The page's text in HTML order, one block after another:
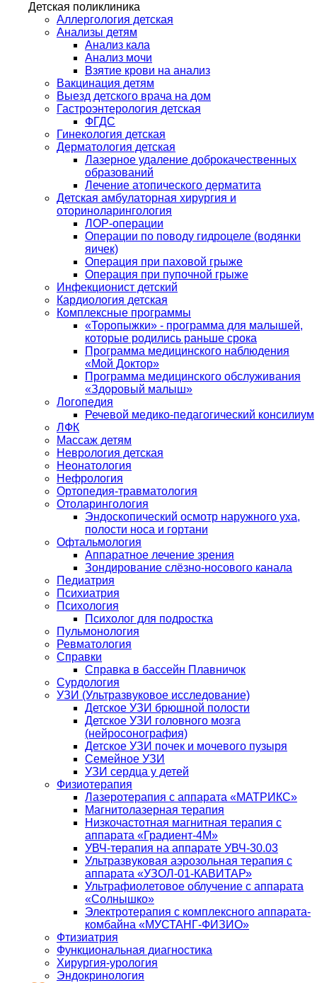
Детская поликлиника
Аллергология детская
Анализы детям
Анализ кала
Анализ мочи
Взятие крови на анализ
Вакцинация детям
Выезд детского врача на дом
Гастроэнтерология детская
ФГДС
Гинекология детская
Дерматология детская
Лазерное удаление доброкачественных
образований
Лечение атопического дерматита
Детская амбулаторная хирургия и
оториноларингология
ЛОР-операции
Операции по поводу гидроцеле (водянки
яичек)
Операция при паховой грыже
Операция при пупочной грыже
Инфекционист детский
Кардиология детская
Комплексные программы
«Торопыжки» - программа для малышей,
которые родились раньше срока
Программа медицинского наблюдения
«Мой Доктор»
Программа медицинского обслуживания
«Здоровый малыш»
Логопедия
Речевой медико-педагогический консилиум
ЛФК
Массаж детям
Неврология детская
Неонатология
Нефрология
Ортопедия-травматология
Отоларингология
Эндоскопический осмотр наружного уха,
полости носа и гортани
Офтальмология
Аппаратное лечение зрения
Зондирование слёзно-носового канала
Педиатрия
Психиатрия
Психология
Психолог для подростка
Пульмонология
Ревматология
Справки
Справка в бассейн Плавничок
Сурдология
УЗИ (Ультразвуковое исследование)
Детское УЗИ брюшной полости
Детское УЗИ головного мозга
(нейросонография)
Детское УЗИ почек и мочевого пузыря
Семейное УЗИ
УЗИ сердца у детей
Физиотерапия
Лазеротерапия с аппарата «МАТРИКС»
Магнитолазерная терапия
Низкочастотная магнитная терапия с
аппарата «Градиент-4М»
УВЧ-терапия на аппарате УВЧ-30.03
Ультразвуковая аэрозольная терапия с
аппарата «УЗОЛ-01-КАВИТАР»
Ультрафиолетовое облучение с аппарата
«Солнышко»
Электротерапия с комплексного аппарата-
комбайна «МУСТАНГ-ФИЗИО»
Фтизиатрия
Функциональная диагностика
Хирургия-урология
Эндокринология